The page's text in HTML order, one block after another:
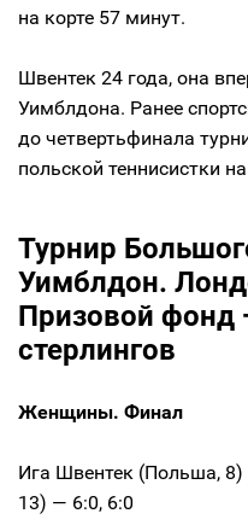
на корте 57 минут.
Швентек 24 года, она
Уимблдона. Ранее
до четвертьфинала
польской теннисистки
Турнир
Уимблдон.
Призовой фонд
стерлингов
Женщины. Финал
Ига Швентек (Польша,
13) — 6:0, 6:0